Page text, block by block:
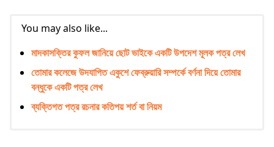
You may also like...
মাদকাসক্তির কুফল জানিয়ে ছোট ভাইকে একটি উপদেশ মূলক পত্র লেখ
তোমার কলেজে উদযাপিত একুশে ফেব্রুয়ারি সম্পর্কে বর্ণনা দিয়ে তোমার
বন্ধুকে একটি পত্র লেখ
ব্যক্তিগত পত্র রচনার কতিপয় শর্ত বা নিয়ম